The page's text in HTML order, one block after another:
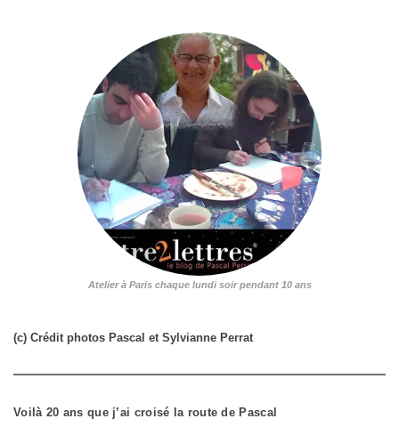
Atelier à Paris chaque lundi soir pendant 10 ans
(c) Crédit photos Pascal et Sylvianne Perrat
Voilà 20 ans que j’ai croisé la route de Pascal